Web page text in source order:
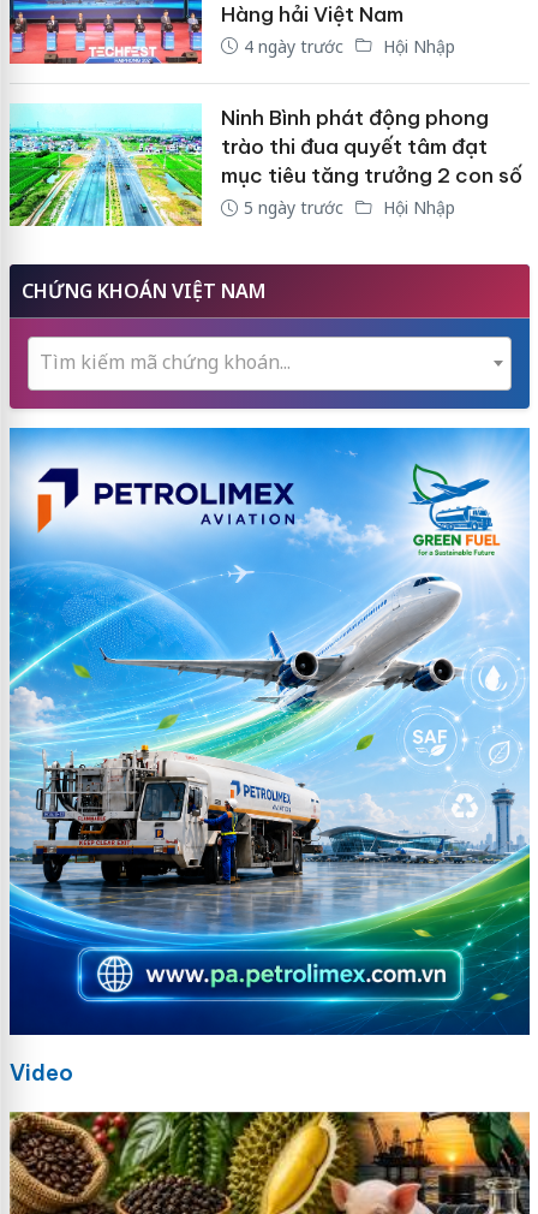
Hàng hải Việt Nam
4 ngày trước Hội Nhập
Ninh Bình phát động phong
trào thi đua quyết tâm đạt
mục tiêu tăng trưởng 2 con số
5 ngày trước Hội Nhập
CHỨNG KHOÁN VIỆT NAM
Tìm kiếm mã chứng khoán...
Video